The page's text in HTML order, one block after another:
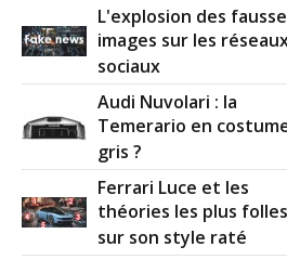
L'explosion des
images sur les
sociaux
Audi Nuvolari : la
Temerario en
gris ?
Ferrari Luce et les
théories les plus folles
sur son style raté